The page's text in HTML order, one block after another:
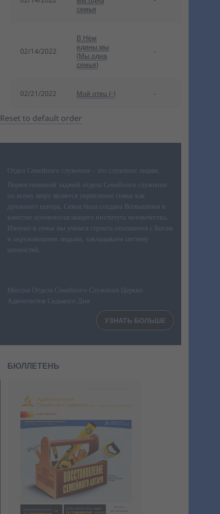
семья
02/14/2022
В Нём
едины мы
(Мы одна
семья)
-
02/21/2022 Мой отец (-) -
Reset to default order
Отдел Семейного служения – это служение людям.
Первостепенной задачей отдела Семейного служения
по всему миру является укрепление семьи как
духовного центра. Семья была создана Всевышним в
качестве основополагающего института человечества.
Именно в семье мы учимся строить отношения с Богом
и окружающими людьми, закладываем систему
ценностей.
Миссия Отдела Семейного Служения Церкви
Адвентистов Седьмого Дня
УЗНАТЬ БОЛЬШЕ
БЮЛЛЕТЕНЬ